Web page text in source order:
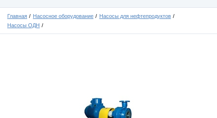
Главная Насосное оборудование
Насосы для нефтепродуктов
Насосы ОДН